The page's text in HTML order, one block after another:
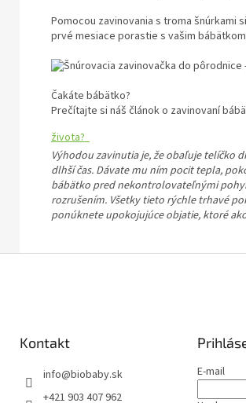
Pomocou zavinovania s troma
prvé mesiace porastie s vašim
Čakáte bábätko?
Prečítajte si náš článok o zavinovaní
života?
Výhodou zavinutia je, že obaľuje telíčko
dlhší čas. Dávate mu ním pocit tepla,
bábätko pred nekontrolovateľnými
rozrušením. Všetky tieto rýchle trhavé
ponúknete upokojujúce objatie, ktoré
Kontakt
info@biobaby.sk
+421 903 407 962
E-mail